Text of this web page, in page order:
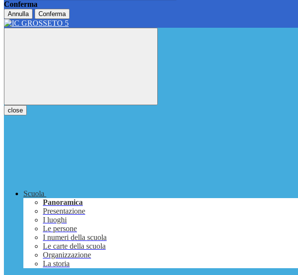
Conferma
Annulla Conferma
close
Scuola
Panoramica
Presentazione
I luoghi
Le persone
I numeri della scuola
Le carte della scuola
Organizzazione
La storia